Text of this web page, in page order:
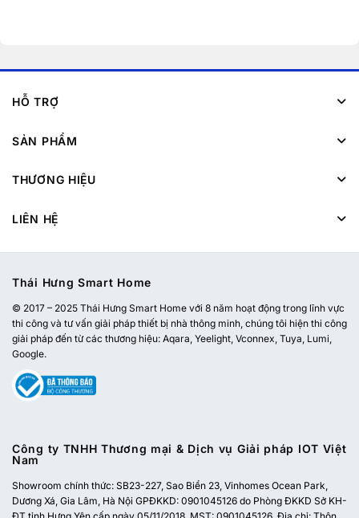
HỖ TRỢ
SẢN PHẨM
THƯƠNG HIỆU
LIÊN HỆ
Thái Hưng Smart Home
© 2017 – 2025 Thái Hưng Smart Home với 8 năm hoạt động trong lĩnh vực
thi công và tư vấn giải pháp thiết bị nhà thông minh, chúng tôi hiện thi công
giải pháp đến từ các thương hiệu: Aqara, Yeelight, Vconnex, Tuya, Lumi,
Google.
Công ty TNHH Thương mại & Dịch vụ Giải pháp IOT Việt
Nam
Showroom chính thức: SB23-227, Sao Biển 23, Vinhomes Ocean Park,
Dương Xá, Gia Lâm, Hà Nội GPĐKKD: 0901045126 do Phòng ĐKKD Sở KH-